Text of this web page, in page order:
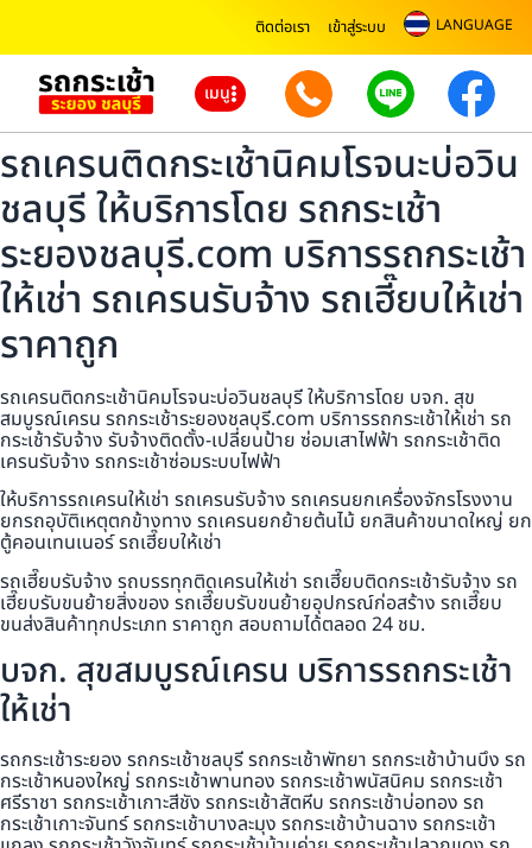
ติดต่อเรา เข้าสู่ระบบ LANGUAGE
เมนู
รถเครนติดกระเช้านิคมโรจนะบ่อวิน
ชลบุรี ให้บริการโดย รถกระเช้า
ระยองชลบุรี.com บริการรถกระเช้า
ให้เช่า รถเครนรับจ้าง รถเฮี๊ยบให้เช่า
ราคาถูก
รถเครนติดกระเช้านิคมโรจนะบ่อวินชลบุรี ให้บริการโดย บจก. สุข
สมบูรณ์เครน รถกระเช้าระยองชลบุรี.com บริการรถกระเช้าให้เช่า รถ
กระเช้ารับจ้าง รับจ้างติดตั้ง-เปลี่ยนป้าย ซ่อมเสาไฟฟ้า รถกระเช้าติด
เครนรับจ้าง รถกระเช้าซ่อมระบบไฟฟ้า
ให้บริการรถเครนให้เช่า รถเครนรับจ้าง รถเครนยกเครื่องจักรโรงงาน
ยกรถอุบัติเหตุตกข้างทาง รถเครนยกย้ายต้นไม้ ยกสินค้าขนาดใหญ่ ยก
ตู้คอนเทนเนอร์ รถเฮี๊ยบให้เช่า
รถเฮี๊ยบรับจ้าง รถบรรทุกติดเครนให้เช่า รถเฮี๊ยบติดกระเช้ารับจ้าง รถ
เฮี๊ยบรับขนย้ายสิ่งของ รถเฮี๊ยบรับขนย้ายอุปกรณ์ก่อสร้าง รถเฮี๊ยบ
ขนส่งสินค้าทุกประเภท ราคาถูก สอบถามได้ตลอด 24 ชม.
บจก. สุขสมบูรณ์เครน บริการรถกระเช้า
ให้เช่า
รถกระเช้าระยอง รถกระเช้าชลบุรี รถกระเช้าพัทยา รถกระเช้าบ้านบึง รถ
กระเช้าหนองใหญ่ รถกระเช้าพานทอง รถกระเช้าพนัสนิคม รถกระเช้า
ศรีราชา รถกระเช้าเกาะสีชัง รถกระเช้าสัตหีบ รถกระเช้าบ่อทอง รถ
กระเช้าเกาะจันทร์ รถกระเช้าบางละมุง รถกระเช้าบ้านฉาง รถกระเช้า